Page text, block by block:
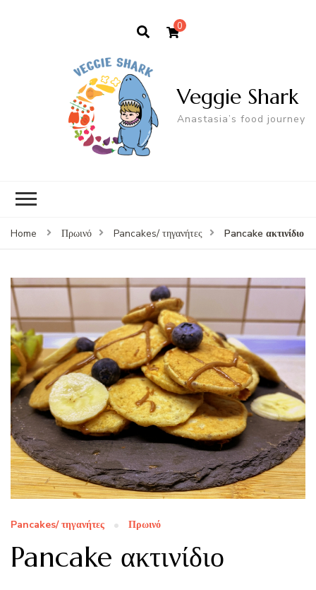
0
Veggie Shark
Anastasia’s food journey
Home Πρωινό Pancakes/ τηγανήτες Pancake ακτινίδιο
Pancakes/ τηγανήτες Πρωινό
Pancake ακτινίδιο